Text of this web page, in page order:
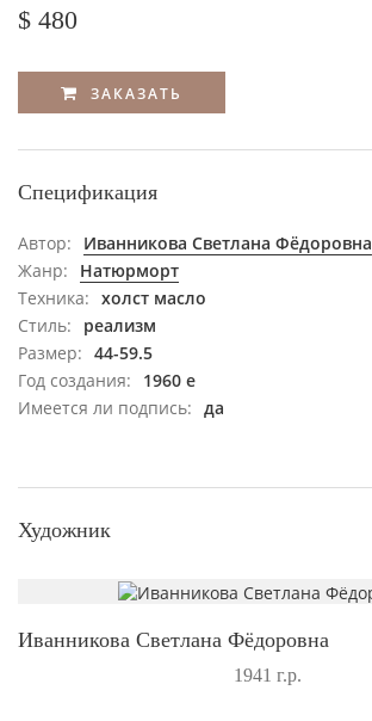
$ 480
ЗАКАЗАТЬ
Спецификация
Автор:
Иванникова Светлана Фёдоровна
Жанр:
Натюрморт
Техника: холст масло
Стиль:
реализм
Размер: 44-59.5
Год создания:
1960 е
Имеется ли подпись: да
Художник
Иванникова Светлана Фёдоровна
1941 г.р.